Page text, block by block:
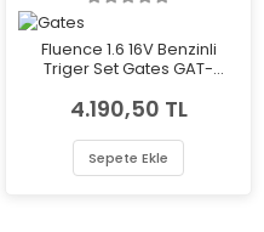
Fluence 1.6 16V Benzinli
Triger Set Gates GAT-
4.190,50 TL
Sepete Ekle